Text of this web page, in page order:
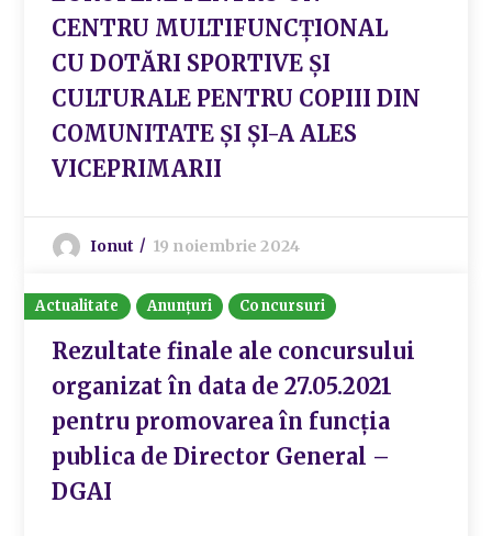
CENTRU MULTIFUNCȚIONAL
CU DOTĂRI SPORTIVE ȘI
CULTURALE PENTRU COPIII DIN
COMUNITATE ȘI ȘI-A ALES
VICEPRIMARII
Ionut 19 noiembrie 2024
Actualitate Anunțuri Concursuri
Rezultate finale ale concursului
organizat în data de 27.05.2021
pentru promovarea în funcția
publica de Director General –
DGAI